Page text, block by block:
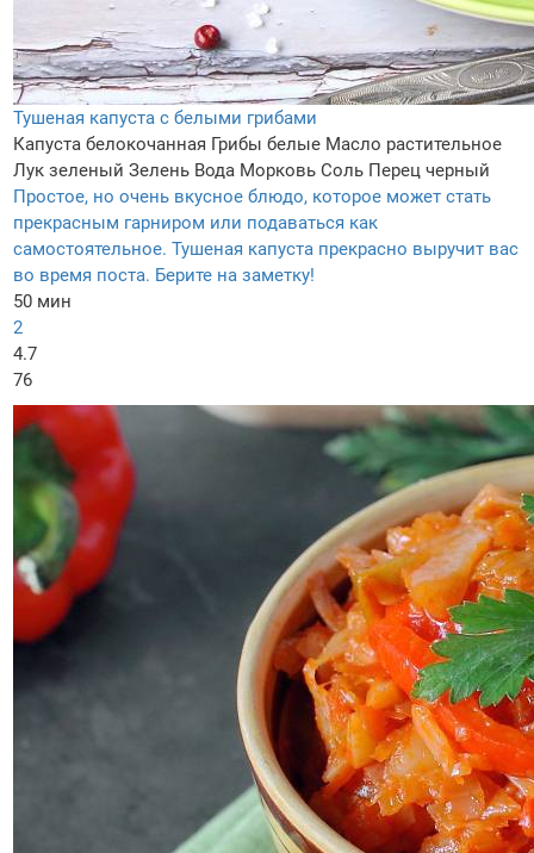
Тушеная капуста с белыми грибами
Капуста белокочанная Грибы белые Масло растительное
Лук зеленый Зелень Вода Морковь Соль Перец черный
Простое, но очень вкусное блюдо, которое может стать
прекрасным гарниром или подаваться как
самостоятельное. Тушеная капуста прекрасно выручит вас
во время поста. Берите на заметку!
50 мин
2
4.7
76